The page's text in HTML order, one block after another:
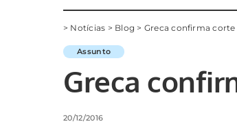
> Notícias > Blog > Greca confirma corte
Assunto
Greca
20/12/2016